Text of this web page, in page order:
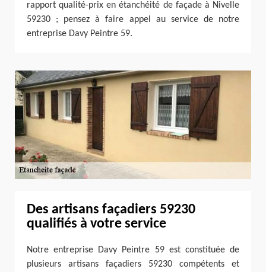
rapport qualité-prix en étanchéité de façade à Nivelle
59230 ; pensez à faire appel au service de notre
entreprise Davy Peintre 59.
Des artisans façadiers 59230
qualifiés à votre service
Notre entreprise Davy Peintre 59 est constituée de
plusieurs artisans façadiers 59230 compétents et